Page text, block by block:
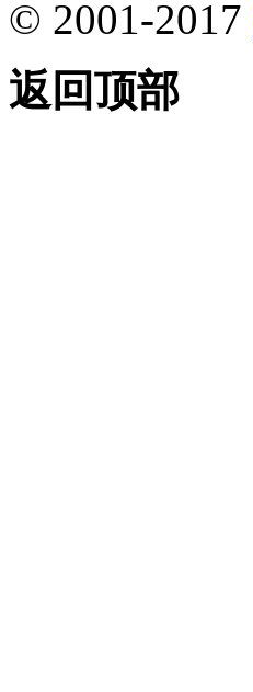
© 2001-2017
返回顶部